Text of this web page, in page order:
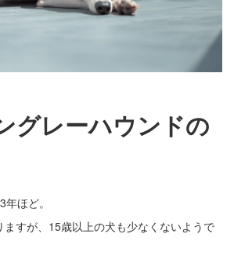
グレーハウンドの
ほど。
ますが、15歳以上の犬も少なくないようで